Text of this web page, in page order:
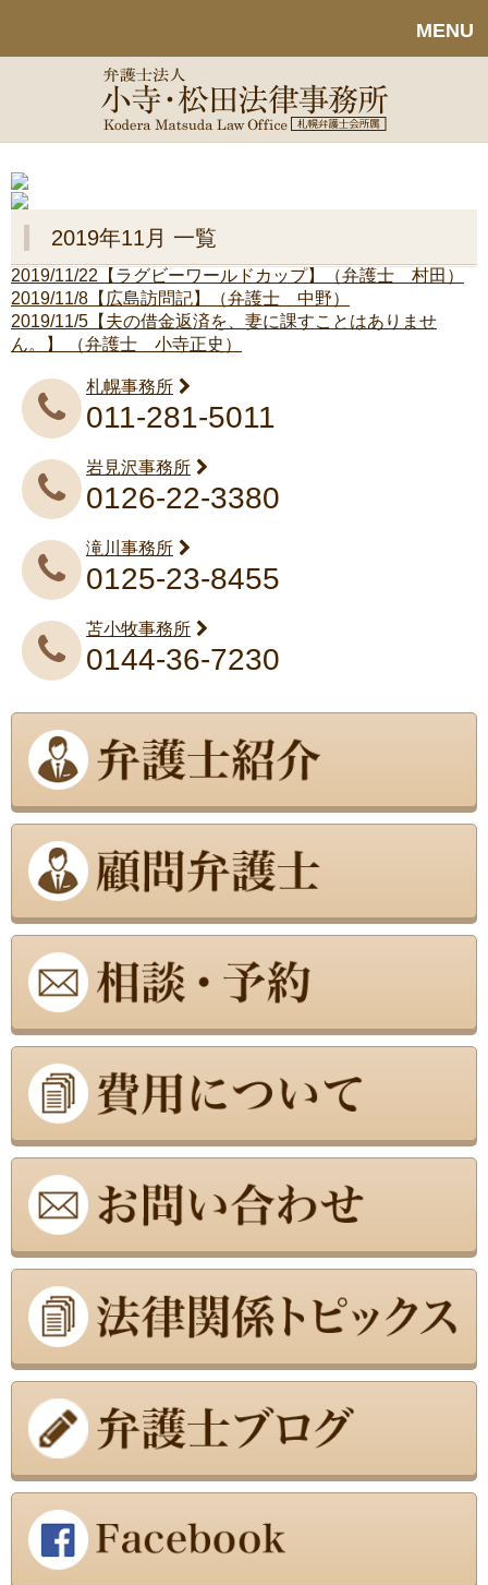
MENU
2019年11月 一覧
2019/11/22 【ラグビーワールドカップ】（弁護士 村田）
2019/11/8 【広島訪問記】（弁護士 中野）
2019/11/5 【夫の借金返済を、妻に課すことはありませ
ん。】 （弁護士 小寺正史）
札幌事務所
011-281-5011
岩見沢事務所
0126-22-3380
滝川事務所
0125-23-8455
苫小牧事務所
0144-36-7230